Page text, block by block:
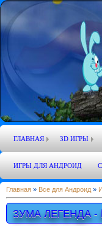
ГЛАВНАЯ 3D ИГРЫ
ИГРЫ ДЛЯ АНДРОИД
Главная » Все для Андроид »
ЗУМА ЛЕГЕНДА -